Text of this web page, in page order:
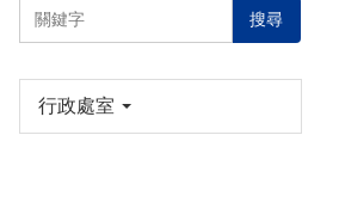
搜尋
行政處室